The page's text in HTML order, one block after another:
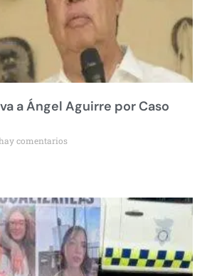
a Ángel Aguirre por Caso
comentarios